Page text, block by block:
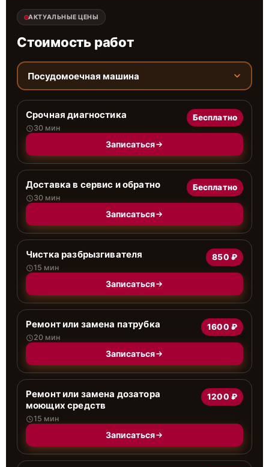
АКТУАЛЬНЫЕ ЦЕНЫ
Стоимость работ
Посудомоечная машина
Срочная диагностика
30 мин
Бесплатно
Записаться
Доставка в сервис и обратно
30 мин
Бесплатно
Записаться
Чистка разбрызгивателя
15 мин
850 ₽
Записаться
Ремонт или замена патрубка
20 мин
1600 ₽
Записаться
Ремонт или замена дозатора
моющих средств
15 мин
1200 ₽
Записаться